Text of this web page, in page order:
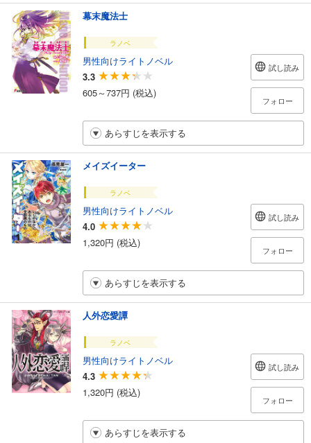
幕末魔法士
ラノベ
男性向けライトノベル
3.3
605～737円 (税込)
試し読み
フォロー
あらすじを表示する
メイズイーター
ラノベ
男性向けライトノベル
4.0
1,320円 (税込)
試し読み
フォロー
あらすじを表示する
人外恋愛譚
ラノベ
男性向けライトノベル
4.3
1,320円 (税込)
試し読み
フォロー
あらすじを表示する